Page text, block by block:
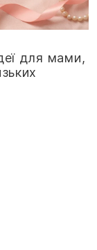
для мами,